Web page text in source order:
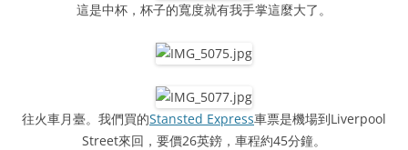
這是中杯，杯子的寬度就有我手掌這麼大了。
往火車月臺。我們買的Stansted Express車票是機場到Liverpool
Street來回，要價26英鎊，車程約45分鐘。